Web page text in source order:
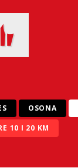
OSONA
10 I 20 KM